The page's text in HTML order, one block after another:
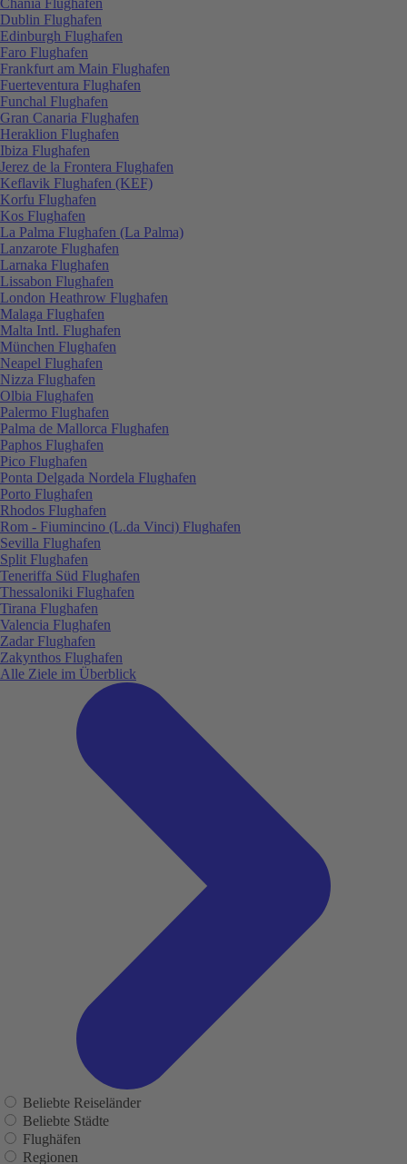
Dublin Flughafen
Edinburgh Flughafen
Faro Flughafen
Frankfurt am Main Flughafen
Fuerteventura Flughafen
Funchal Flughafen
Gran Canaria Flughafen
Heraklion Flughafen
Ibiza Flughafen
Jerez de la Frontera Flughafen
Keflavik Flughafen (KEF)
Korfu Flughafen
Kos Flughafen
La Palma Flughafen (La Palma)
Lanzarote Flughafen
Larnaka Flughafen
Lissabon Flughafen
London Heathrow Flughafen
Malaga Flughafen
Malta Intl. Flughafen
München Flughafen
Neapel Flughafen
Nizza Flughafen
Olbia Flughafen
Palermo Flughafen
Palma de Mallorca Flughafen
Paphos Flughafen
Pico Flughafen
Ponta Delgada Nordela Flughafen
Porto Flughafen
Rhodos Flughafen
Rom - Fiumincino (L.da Vinci) Flughafen
Sevilla Flughafen
Split Flughafen
Teneriffa Süd Flughafen
Thessaloniki Flughafen
Tirana Flughafen
Valencia Flughafen
Zadar Flughafen
Zakynthos Flughafen
Alle Ziele im Überblick
Beliebte Reiseländer
Beliebte Städte
Flughäfen
Regionen